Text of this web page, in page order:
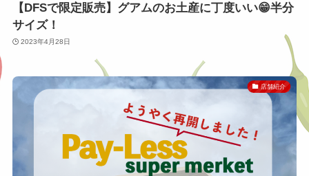
【DFSで限定販売】グアムのお土産に丁度いい😁半分
サイズ！
2023年4月28日
店舗紹介